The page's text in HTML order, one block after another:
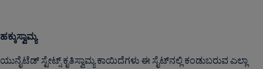
ಹಕ್ಕುಸ್ವಾಮ್ಯ
ಯುನೈಟೆಡ್ ಸ್ಟೇಟ್ಸ್‌ ಕೃತಿಸ್ವಾಮ್ಯ ಕಾಯಿದೆಗಳು ಈ ಸೈಟ್‌ನಲ್ಲಿ ಕಂಡುಬರುವ ಎಲ್ಲಾ